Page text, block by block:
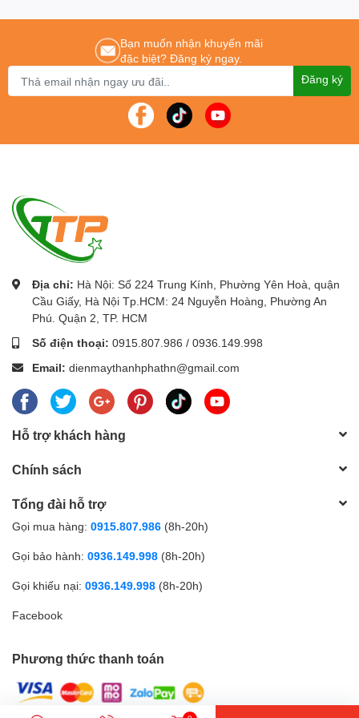
Công Ty Cổ Phần Thiết Bị DNC phân phối chính thức Máy chiếu, Màn hình
tương tác thông minh, bảng tương tác thông minh, Khung tương tác thông
minh, bục giảng thông minh.
PKLNS..
Chúng tôi cam kết mang lại cho khách hàng :Giá tốt nhất – Sản phẩm chính
hãng – Dịch vụ nhanh nhất
Bạn muốn nhận khuyến mãi
đặc biệt? Đăng ký ngay.
Đăng ký
Địa chỉ: Hà Nội: Số 224 Trung Kính, Phường Yên Hoà, quận
Cầu Giấy, Hà Nội Tp.HCM: 24 Nguyễn Hoàng, Phường An
Phú. Quận 2, TP. HCM
Số điện thoại: 0915.807.986 / 0936.149.998
Email: dienmaythanhphathn@gmail.com
Hỗ trợ khách hàng
Chính sách
Tổng đài hỗ trợ
Gọi mua hàng: 0915.807.986 (8h-20h)
Gọi bảo hành: 0936.149.998 (8h-20h)
Gọi khiếu nại: 0936.149.998 (8h-20h)
Facebook
Phương thức thanh toán